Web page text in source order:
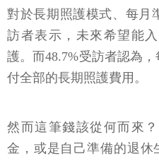
對於長期照護模式、每月
訪者表示，未來希望能
護。而48.7%受訪者認為
付全部的長期照護費用。
然而這筆錢該從何而來
金，或是自己準備的退休